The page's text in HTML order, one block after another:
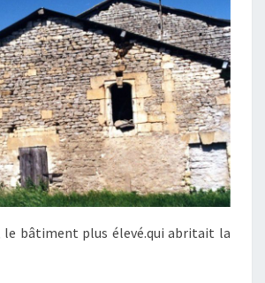
le bâtiment plus élevé.qui abritait la